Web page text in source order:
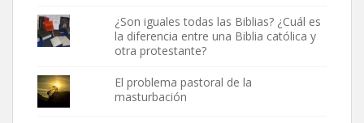
¿Son iguales todas las Biblias? ¿Cuál es
la diferencia entre una Biblia católica y
otra protestante?
El problema pastoral de la
masturbación